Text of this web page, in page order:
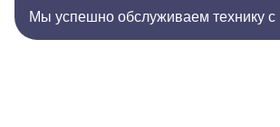
Мы успешно обслуживаем технику с